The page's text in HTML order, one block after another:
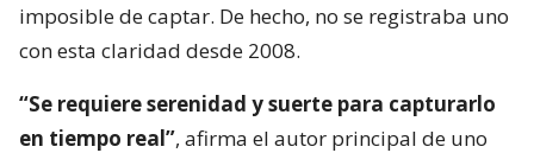
imposible de captar. De hecho, no se registraba uno
con esta claridad desde 2008.
“Se requiere serenidad y suerte para capturarlo
en tiempo real”, afirma el autor principal de uno